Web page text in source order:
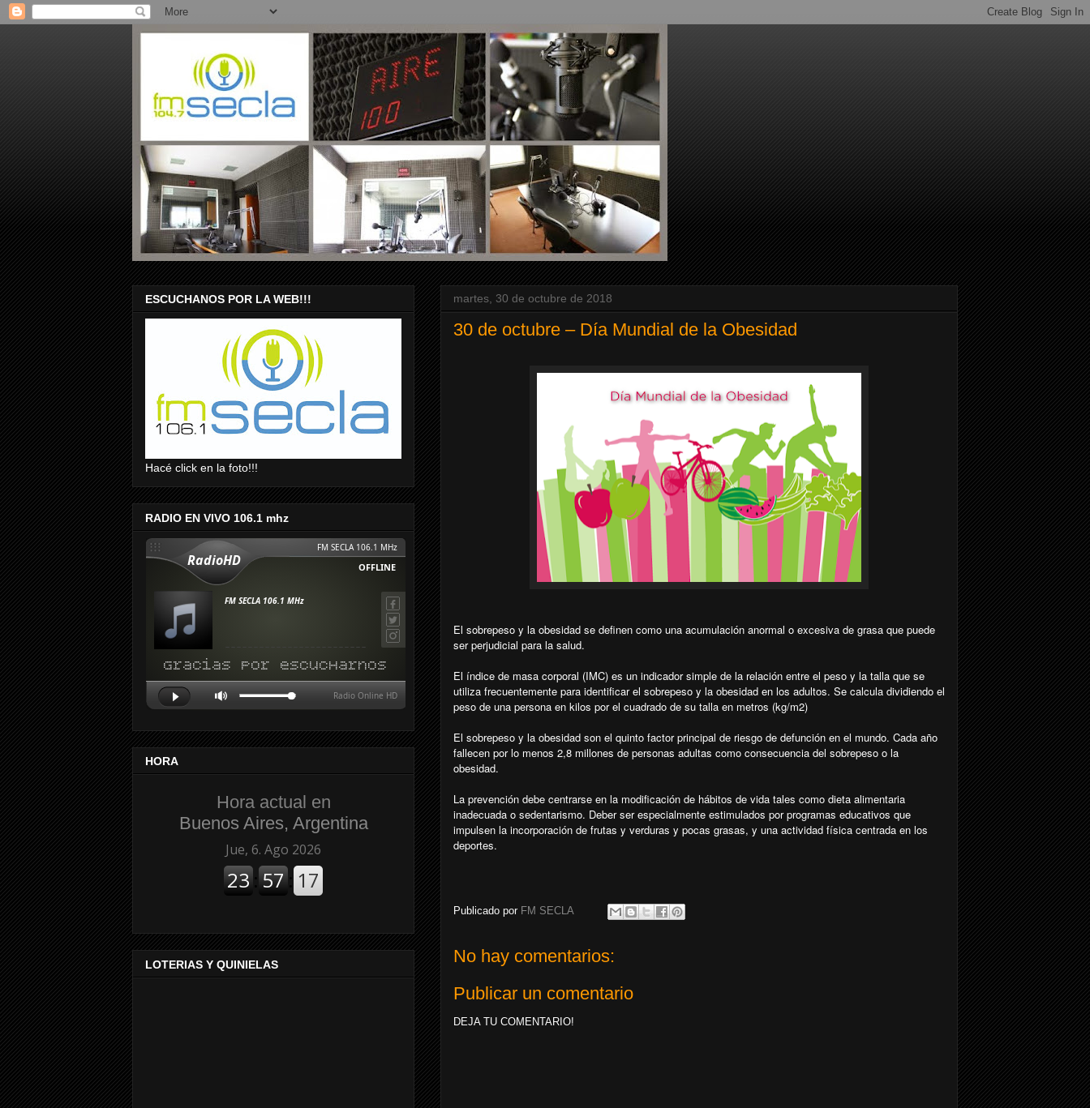
martes, 30 de octubre de 2018
30 de octubre – Día Mundial de la Obesidad
El sobrepeso y la obesidad se definen como una acumulación anormal o excesiva de grasa que puede
ser perjudicial para la salud.
El índice de masa corporal (IMC) es un indicador simple de la relación entre el peso y la talla que se
utiliza frecuentemente para identificar el sobrepeso y la obesidad en los adultos. Se calcula dividiendo el
peso de una persona en kilos por el cuadrado de su talla en metros (kg/m2)
El sobrepeso y la obesidad son el quinto factor principal de riesgo de defunción en el mundo. Cada año
fallecen por lo menos 2,8 millones de personas adultas como consecuencia del sobrepeso o la
obesidad.
La prevención debe centrarse en la modificación de hábitos de vida tales como dieta alimentaria
inadecuada o sedentarismo. Deber ser especialmente estimulados por programas educativos que
impulsen la incorporación de frutas y verduras y pocas grasas, y una actividad física centrada en los
deportes.
Publicado por FM SECLA
No hay comentarios:
Publicar un comentario
DEJA TU COMENTARIO!
ESCUCHANOS POR LA WEB!!!
Hacé click en la foto!!!
RADIO EN VIVO 106.1 mhz
HORA
Hora actual en
Buenos Aires, Argentina
LOTERIAS Y QUINIELAS